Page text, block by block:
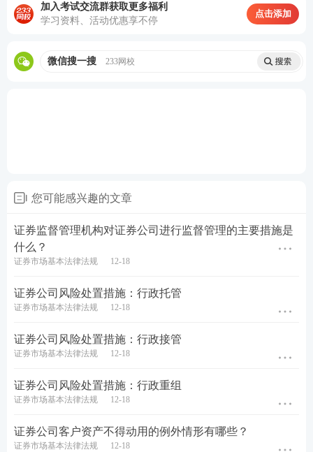
加入考试交流群获取更多福利
学习资料、活动优惠享不停
点击添加
微信搜一搜 233网校
您可能感兴趣的文章
证券监督管理机构对证券公司进行监督管理的主要措施是
什么？
证券市场基本法律法规 12-18
证券公司风险处置措施：行政托管
证券市场基本法律法规 12-18
证券公司风险处置措施：行政接管
证券市场基本法律法规 12-18
证券公司风险处置措施：行政重组
证券市场基本法律法规 12-18
​证券公司客户资产不得动用的例外情形有哪些？
证券市场基本法律法规 12-18